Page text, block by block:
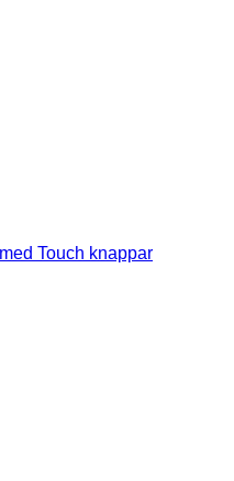
Touch knappar